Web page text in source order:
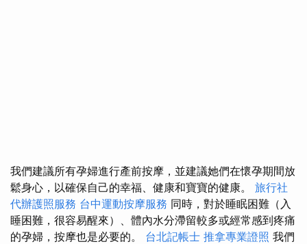
我們建議所有孕婦進行產前按摩，並建議她們在懷孕期間放
鬆身心，以確保自己的幸福、健康和寶寶的健康。 旅行社
代辦護照服務 台中運動按摩服務 同時，對於睡眠困難（入
睡困難，很容易醒來）、體內水分滯留較多或經常感到疼痛
的孕婦，按摩也是必要的。 台北記帳士 推拿專業證照 我們